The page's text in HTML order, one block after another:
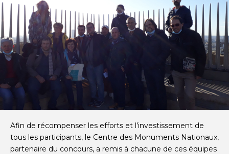
Afin de récompenser les efforts et l’investissement de
tous les participants, le Centre des Monuments Nationaux,
partenaire du concours, a remis à chacune de ces équipes